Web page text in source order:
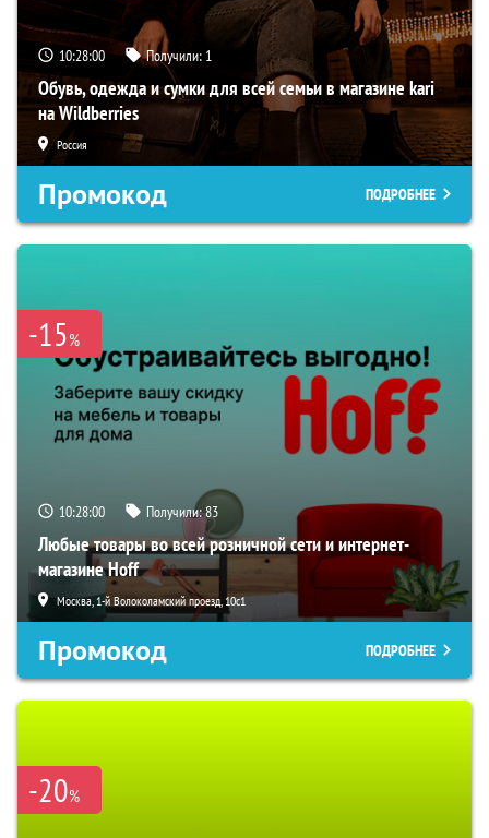
10:27:59 Получили: 1
Обувь, одежда и сумки для всей семьи в магазине kari
на Wildberries
Россия
Промокод ПОДРОБНЕЕ
-15%
10:27:59 Получили:83
Любые товары во всей розничной сети и интернет-
магазине Hoff
Москва, 1-й Волоколамский проезд, 10с1
Промокод ПОДРОБНЕЕ
-20%